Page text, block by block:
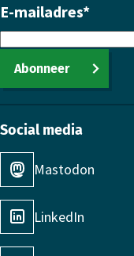
E-mailadres*
Abonneer
Social media
Mastodon
LinkedIn